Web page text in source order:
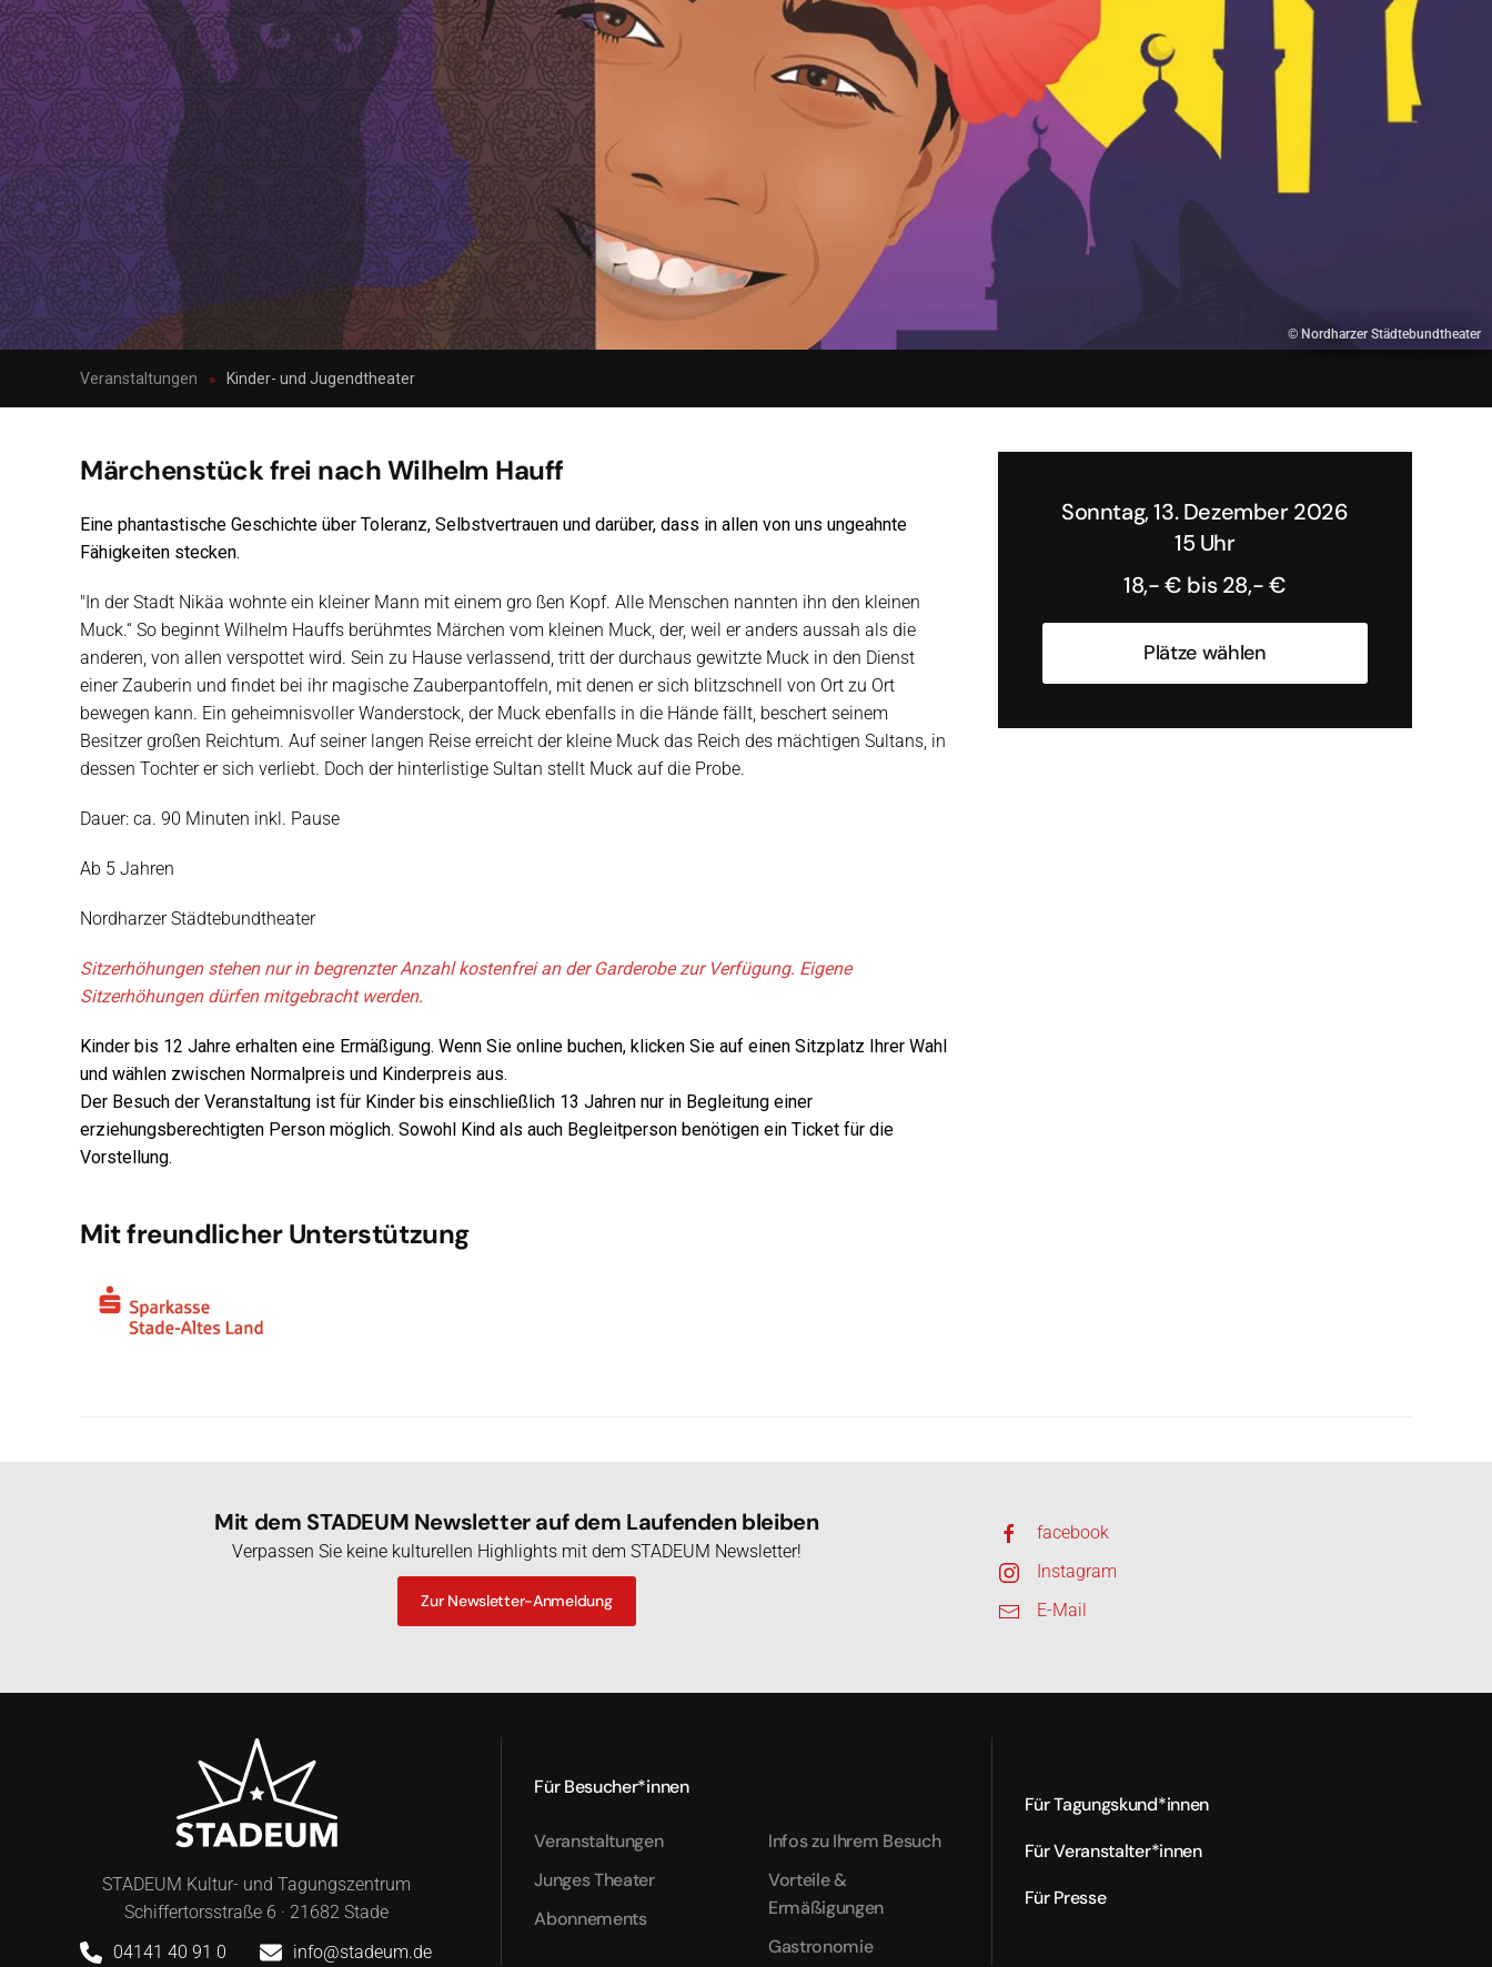
© Nordharzer Städtebundtheater
Veranstaltungen Kinder- und Jugendtheater
Märchenstück frei nach Wilhelm Hauff
Eine phantastische Geschichte über Toleranz, Selbstvertrauen und darüber, dass in allen von uns ungeahnte
Fähigkeiten stecken.
"In der Stadt Nikäa wohnte ein kleiner Mann mit einem gro ßen Kopf. Alle Menschen nannten ihn den kleinen
Muck.“ So beginnt Wilhelm Hauffs berühmtes Märchen vom kleinen Muck, der, weil er anders aussah als die
anderen, von allen verspottet wird. Sein zu Hause verlassend, tritt der durchaus gewitzte Muck in den Dienst
einer Zauberin und findet bei ihr magische Zauberpantoffeln, mit denen er sich blitzschnell von Ort zu Ort
bewegen kann. Ein geheimnisvoller Wanderstock, der Muck ebenfalls in die Hände fällt, beschert seinem
Besitzer großen Reichtum. Auf seiner langen Reise erreicht der kleine Muck das Reich des mächtigen Sultans, in
dessen Tochter er sich verliebt. Doch der hinterlistige Sultan stellt Muck auf die Probe.
Dauer: ca. 90 Minuten inkl. Pause
Ab 5 Jahren
Nordharzer Städtebundtheater
Sitzerhöhungen stehen nur in begrenzter Anzahl kostenfrei an der Garderobe zur Verfügung. Eigene
Sitzerhöhungen dürfen mitgebracht werden.
Kinder bis 12 Jahre erhalten eine Ermäßigung. Wenn Sie online buchen, klicken Sie auf einen Sitzplatz Ihrer Wahl
und wählen zwischen Normalpreis und Kinderpreis aus.
Der Besuch der Veranstaltung ist für Kinder bis einschließlich 13 Jahren nur in Begleitung einer
erziehungsberechtigten Person möglich. Sowohl Kind als auch Begleitperson benötigen ein Ticket für die
Vorstellung.
Sonntag, 13. Dezember 2026
15 Uhr
18,- € bis 28,- €
Plätze wählen
Mit freundlicher Unterstützung
Mit dem STADEUM Newsletter auf dem Laufenden bleiben
Verpassen Sie keine kulturellen Highlights mit dem STADEUM Newsletter!
Zur Newsletter-Anmeldung
facebook
Instagram
E-Mail
STADEUM Kultur- und Tagungszentrum
Schiffertorsstraße 6 · 21682 Stade
04141 40 91 0
info@stadeum.de
Für Besucher*innen
Veranstaltungen
Junges Theater
Abonnements
Infos zu Ihrem Besuch
Vorteile &
Ermäßigungen
Gastronomie
Für Tagungskund*innen
Für Veranstalter*innen
Für Presse